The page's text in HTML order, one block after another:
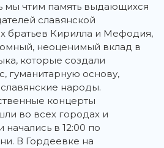
мы чтим память выдающихся
славянской
братьев Кирилла и Мефодия,
неоценимый вклад в
которые создали
гуманитарную основу,
народы.
концерты
во всех городах и
в 12:00 по
В Гордеевке на